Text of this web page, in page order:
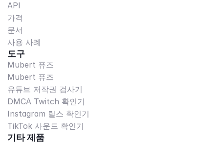
API
가격
문서
사용 사례
도구
Mubert 퓨즈
Mubert 퓨즈
유튜브 저작권 검사기
DMCA Twitch 확인기
Instagram 릴스 확인기
TikTok 사운드 확인기
기타 제품